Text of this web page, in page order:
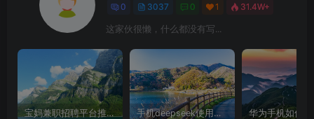
0 3037 0 1 31.4W+
这家伙很懒，什么都没有写...
宝妈兼职招聘平台推荐，轻松找到理想工作！ 手机deepseek使用全攻略，轻松实现画图与炒股功能